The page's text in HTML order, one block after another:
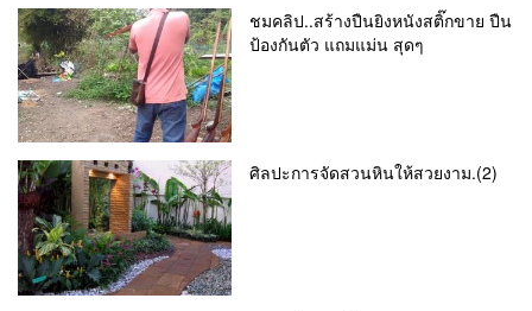
ชมคลิป..สร้างปืนยิงหนังสติ๊กขาย ปืน
ป้องกันตัว แถมแม่น สุดๆ
ศิลปะการจัดสวนหินให้สวยงาม.(2)